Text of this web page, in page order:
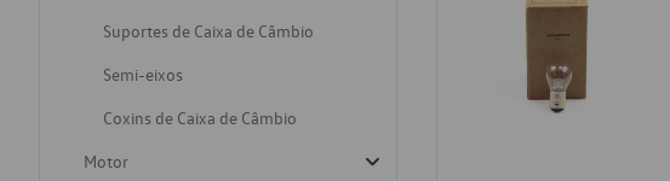
Suportes de Caixa de Câmbio
Semi-eixos
Coxins de Caixa de Câmbio
Motor